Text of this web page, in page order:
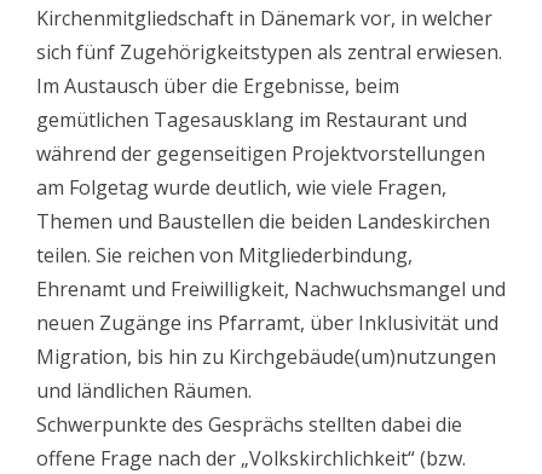
Kirchenmitgliedschaft in Dänemark vor, in welcher
sich fünf Zugehörigkeitstypen als zentral erwiesen.
Im Austausch über die Ergebnisse, beim
gemütlichen Tagesausklang im Restaurant und
während der gegenseitigen Projektvorstellungen
am Folgetag wurde deutlich, wie viele Fragen,
Themen und Baustellen die beiden Landeskirchen
teilen. Sie reichen von Mitgliederbindung,
Ehrenamt und Freiwilligkeit, Nachwuchsmangel und
neuen Zugänge ins Pfarramt, über Inklusivität und
Migration, bis hin zu Kirchgebäude(um)nutzungen
und ländlichen Räumen.
Schwerpunkte des Gesprächs stellten dabei die
offene Frage nach der „Volkskirchlichkeit“ (bzw.